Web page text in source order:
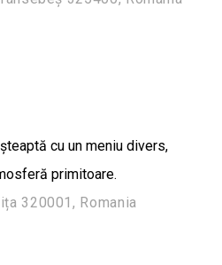
cu un meniu divers,
primitoare.
320001, Romania